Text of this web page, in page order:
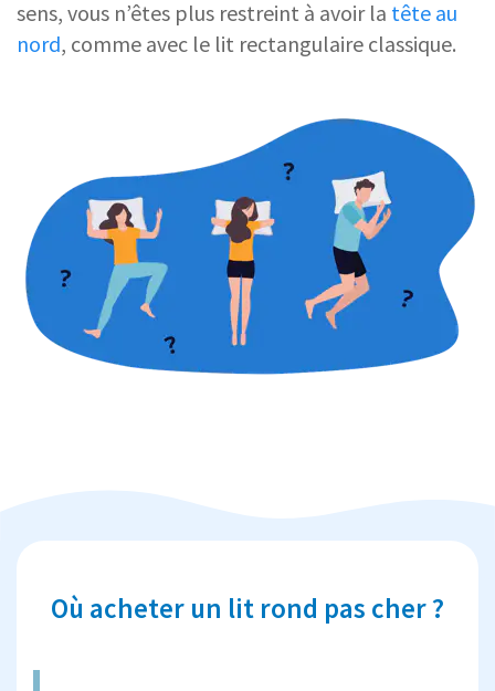
sens, vous n’êtes plus restreint à avoir la tête au
nord, comme avec le lit rectangulaire classique.
Où acheter un lit rond pas cher ?